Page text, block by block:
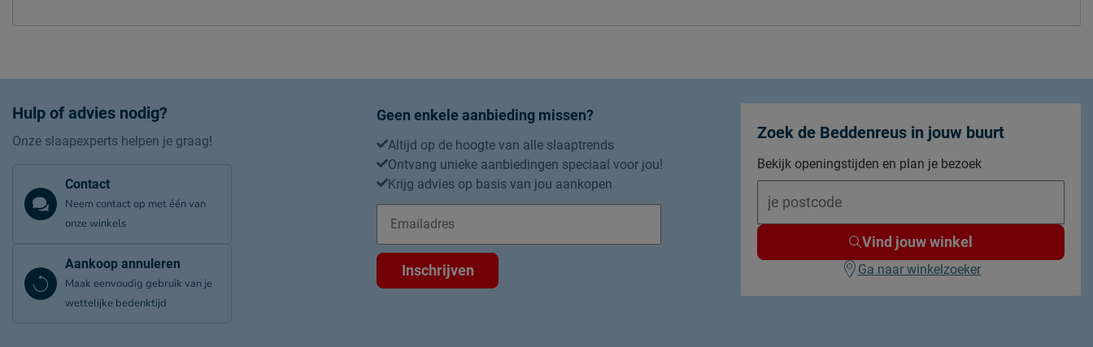
Hulp of advies nodig?
Onze slaapexperts helpen je graag!
Contact
Neem contact op met één van
onze winkels
Aankoop annuleren
Maak eenvoudig gebruik van je
wettelijke bedenktijd
Geen enkele aanbieding missen?
Altijd op de hoogte van alle slaaptrends
Ontvang unieke aanbiedingen speciaal voor jou!
Krijg advies op basis van jou aankopen
Inschrijven
Zoek de Beddenreus in jouw buurt
Bekijk openingstijden en plan je bezoek
Vind jouw winkel
Ga naar winkelzoeker